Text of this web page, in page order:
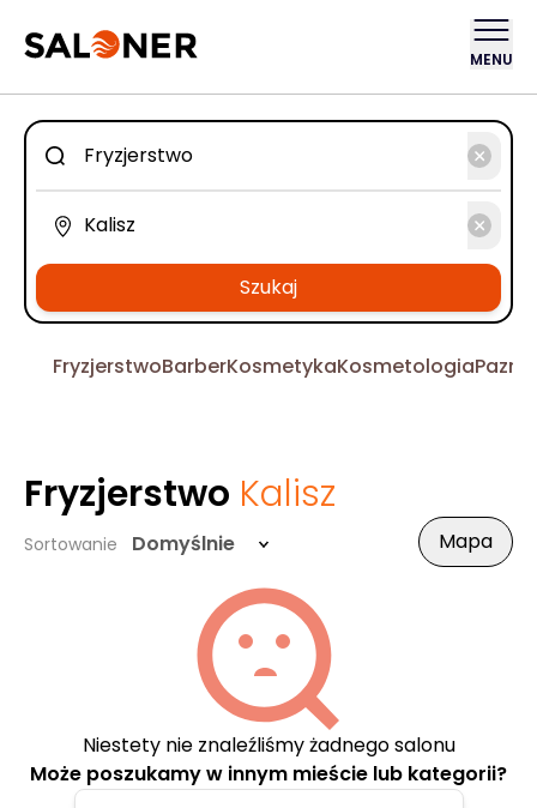
MENU
Szukaj
FryzjerstwoBarberKosmetykaKosmetologia
Fryzjerstwo Kalisz
Sortowanie Domyślnie Mapa
Niestety nie znaleźliśmy żadnego salonu
Może poszukamy w innym mieście lub kategorii?